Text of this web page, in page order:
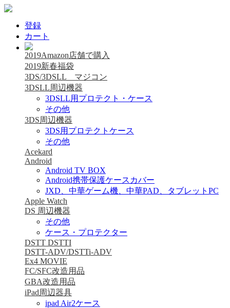
登録
カート
2019Amazon店舗で購入
2019新春福袋
3DS/3DSLL マジコン
3DSLL周辺機器
3DSLL用プロテクト・ケース
その他
3DS周辺機器
3DS用プロテクトケース
その他
Acekard
Android
Android TV BOX
Android携帯保護ケースカバー
JXD、中華ゲーム機、中華PAD、タブレットPC
Apple Watch
DS 周辺機器
その他
ケース・プロテクター
DSTT DSTTI
DSTT-ADV/DSTTi-ADV
Ex4 MOVIE
FC/SFC改造用品
GBA改造用品
iPad周辺器具
ipad Air2ケース